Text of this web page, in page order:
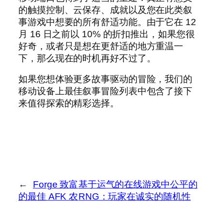
的触摸控制、云保存、成就以及您在此类叙
事游戏中想要的所有舒适功能。由于它在 12
月 16 日之前以 10% 的折扣推出，如果您很
好奇，或者只是想在更舒适的地方重温一
下，那么现在的时机再好不过了。
如果您想体验更多故事驱动的冒险，我们的
移动设备上最佳叙事冒险列表中包含了接下
来值得探索的精彩选择。
←
Forge 致富
的最佳 AFK 农
基于运气的在线游戏中公平的
RNG：玩家在诚实的随机性